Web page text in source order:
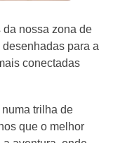
da nossa zona de
para a
conectadas
trilha de
que o melhor